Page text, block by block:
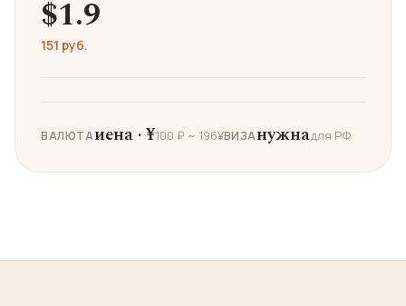
$1.9
151 руб.
ВАЛЮТАиена · ¥100 ₽ ~ 196¥ВИЗАнужнадля РФ